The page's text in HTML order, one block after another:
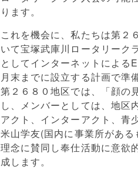
ります。
これを機会に、私たちは第２
いて宝塚武庫川ロータリーク
としてインターネットによる
月末までに設立する計画で準
第２６８０地区では、「顔の
し、メンバーとしては、地区
アクト、インターアクト、青
米山学友(国内に事業所があ
理念に賛同し奉仕活動に意欲
成します。